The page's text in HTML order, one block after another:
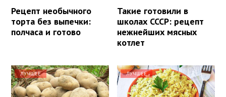
Рецепт необычного
торта без выпечки:
полчаса и готово
Такие готовили в
школах СССР: рецепт
нежнейших мясных
котлет
ЛУЧШЕЕ ЛУЧШЕЕ